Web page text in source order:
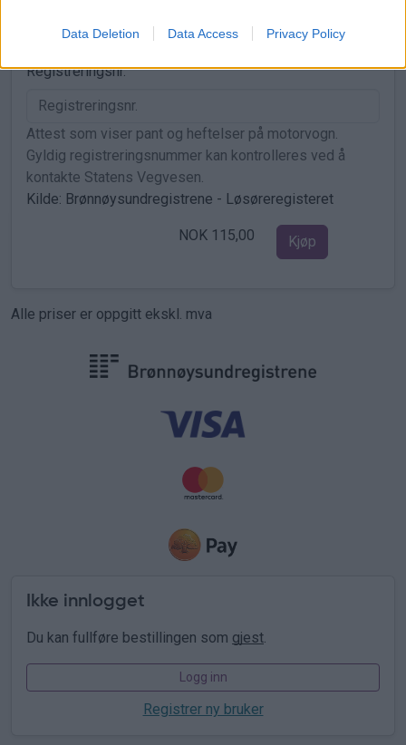
Data Deletion Data Access Privacy Policy
Pantattest motorvogn
Registreringsnr.
Attest som viser pant og heftelser på motorvogn.
Gyldig registreringsnummer kan kontrolleres ved å
kontakte Statens Vegvesen.
Kilde: Brønnøysundregistrene - Løsøreregisteret
NOK 115,00 Kjøp
Alle priser er oppgitt ekskl. mva
Ikke innlogget
Du kan fullføre bestillingen som gjest.
Logg inn
Registrer ny bruker